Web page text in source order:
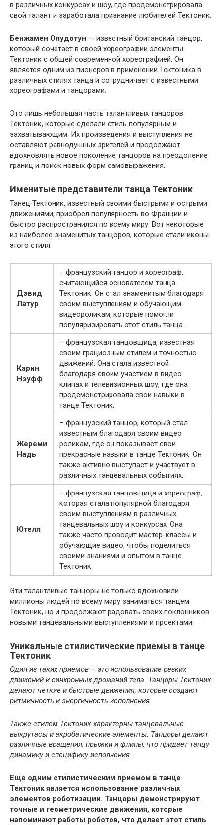
в различных конкурсах и шоу, где продемонстрировала
свой талант и заработала признание любителей Тектоник.
Бенжамен Олудотун — известный британский танцор,
который сочетает в своей хореографии элементы
Тектоник с общей современной хореографией. Он
является одним из пионеров в применении Тектоника в
различных стилях танца и сотрудничает с известными
хореографами и танцорами.
Это лишь небольшая часть талантливых танцоров
Тектоник, которые сделали стиль популярным и
захватывающим. Их произведения и выступления не
оставляют равнодушных зрителей и продолжают
вдохновлять новое поколение танцоров на преодоление
границ и поиск новых форм самовыражения.
Именитые представители танца Тектоник
Танец Тектоник, известный своими быстрыми и острыми
движениями, приобрел популярность во Франции и
быстро распространился по всему миру. Вот некоторые
из наиболее знаменитых танцоров, которые стали иконы
этого стиля:
Дэвид
Латур
– французский танцор и хореограф,
считающийся основателем танца
Тектоник. Он стал знаменитым благодаря
своим выступлениям и обучающим
видеороликам, которые помогли
популяризировать этот стиль танца.
Карин
Нэуфф
– французская танцовщица, известная
своим грациозным стилем и точностью
движений. Она стала известной
благодаря своим участием в видео
клипах и телевизионных шоу, где она
продемонстрировала свои навыки в
танце Тектоник.
Жереми
Надь
– французский танцор, который стал
известным благодаря своим видео
роликам, где он показывает свои
прекрасные навыки в танце Тектоник. Он
также активно выступает и участвует в
различных танцевальных событиях.
Ютелл
– французская танцовщица и хореограф,
которая стала популярной благодаря
своим выступлениям в различных
танцевальных шоу и конкурсах. Она
также часто проводит мастер-классы и
обучающие видео, чтобы поделиться
своими знаниями и опытом в танце
Тектоник.
Эти талантливые танцоры не только вдохновили
миллионы людей по всему миру заниматься танцем
Тектоник, но и продолжают радовать своих поклонников
новыми танцевальными выступлениями и проектами.
Уникальные стилистические приемы в танце
Тектоник
Один из таких приемов – это использование резких
движений и синхронных дрожаний тела. Танцоры Тектоник
делают четкие и быстрые движения, которые создают
ритмичность и энергичность исполнения.
Также стилем Тектоник характерны танцевальные
выкрутасы и акробатические элементы. Танцоры делают
различные вращения, прыжки и флипы, что придает танцу
динамику и специфику исполнения.
Еще одним стилистическим приемом в танце
Тектоник является использование различных
элементов роботизации. Танцоры демонстрируют
точные и геометрические движения, которые
напоминают работы роботов, что делает этот стиль